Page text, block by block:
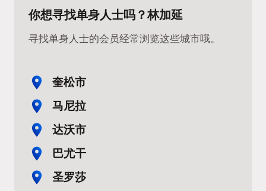
你想寻找单身人士吗？林加延
寻找单身人士的会员经常浏览这些城市哦。
奎松市
马尼拉
达沃市
巴尤干
圣罗莎